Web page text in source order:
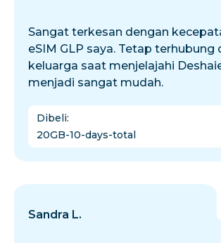
Sangat terkesan dengan
eSIM GLP saya. Tetap terhubung
keluarga saat menjelajahi
menjadi sangat mudah.
Dibeli:
20GB-10-days-total
Sandra L.